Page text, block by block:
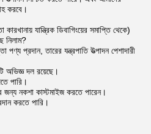
করবে।
যান্ত্রিক ডিবাগিংয়ের সমাপ্তি থেকে)
নিলাম?
প্রদান, তারের যন্ত্রপাতি উত্পাদন পেশাদারী
অভিজ্ঞ দল রয়েছে।
পারি।
জন্য নকশা কাস্টমাইজ করতে পারেন।
করতে পারি।